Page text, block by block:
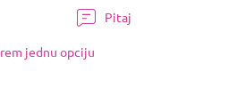
Pitaj
jednu opciju